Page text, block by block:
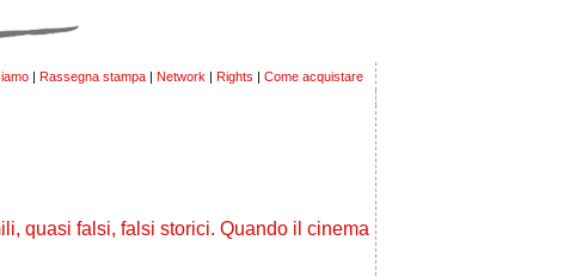
| Rassegna stampa | Network | Rights | Come acquistare
quasi falsi, falsi storici. Quando il cinema